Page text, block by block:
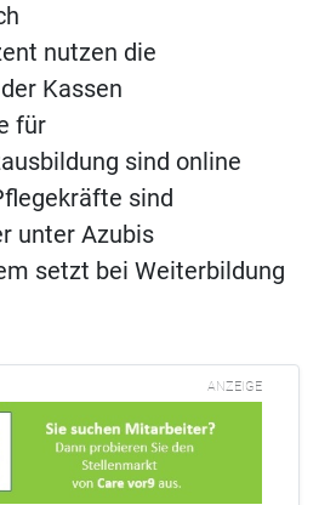
nutzen die
Kassen
für
sind online
sind
unter Azubis
setzt bei Weiterbildung
ANZEIGE